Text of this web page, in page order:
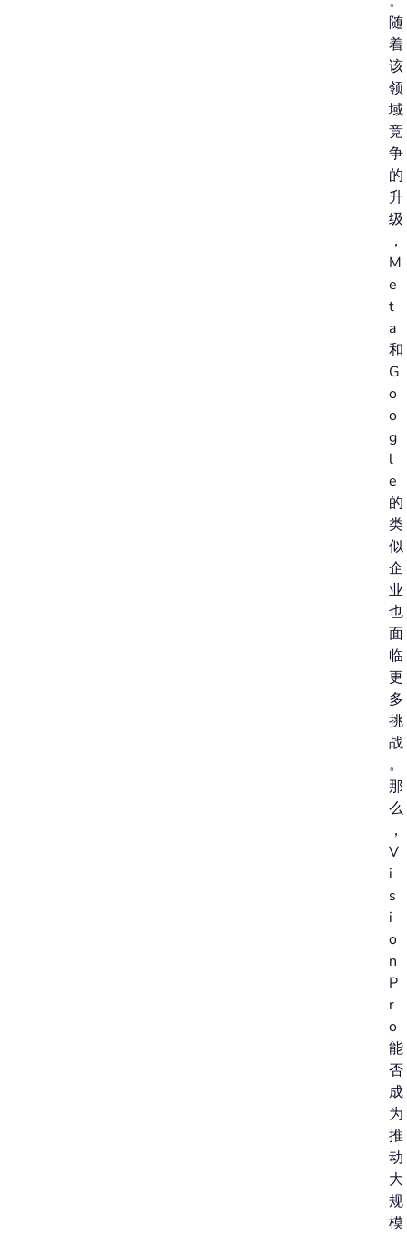
随
着
该
领
域
竞
争
的
升
级
，
M
e
t
a
和
G
o
o
g
l
e
的
类
似
企
业
也
面
临
更
多
挑
战
。
那
么
，
V
i
s
i
o
n
P
r
o
能
否
成
为
推
动
大
规
模